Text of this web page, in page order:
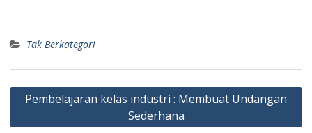
Tak Berkategori
Navigasi
Pembelajaran kelas industri : Membuat Undangan
Sederhana